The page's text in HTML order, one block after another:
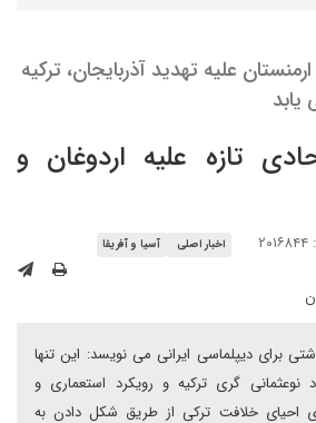
علیه تهدید آذربایجان، ترکیه
تازه علیه اردوغان و
اخبار اصلی آسیا و آفریقا
برای دیپلماسی ایرانی می نویسد: این تنها
گری ترکیه و رویکرد استعماری و
احیای خلافت ترکی از طریق شکل دادن به